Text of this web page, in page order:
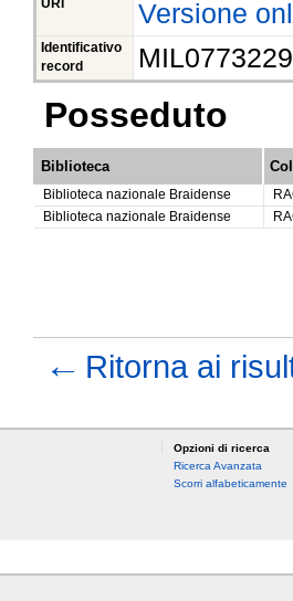
URI Versione
Identificativo
record
MIL0773229
Posseduto
Biblioteca
Biblioteca nazionale Braidense
Biblioteca nazionale Braidense
← Ritorna ai
Opzioni di ricerca
Ricerca Avanzata
Scorri alfabeticamente